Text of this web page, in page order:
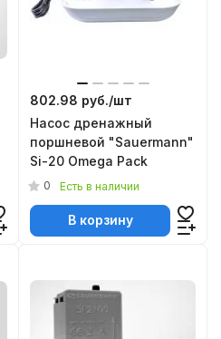
802.98 руб./шт
Насос дренажный
поршневой "Sauermann"
Si-20 Omega Pack
0 Есть в наличии
В корзину